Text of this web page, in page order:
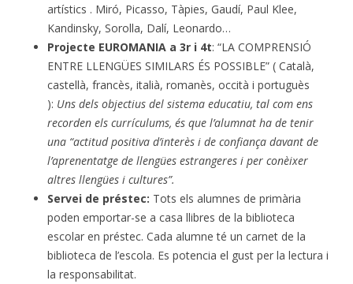
artístics . Miró, Picasso, Tàpies, Gaudí, Paul Klee,
Kandinsky, Sorolla, Dalí, Leonardo…
Projecte EUROMANIA a 3r i 4t: “LA COMPRENSIÓ
ENTRE LLENGÜES SIMILARS ÉS POSSIBLE” ( Català,
castellà, francès, italià, romanès, occità i portuguès
): Uns dels objectius del sistema educatiu, tal com ens
recorden els currículums, és que l’alumnat ha de tenir
una “actitud positiva d’interès i de confiança davant de
l’aprenentatge de llengües estrangeres i per conèixer
altres llengües i cultures”.
Servei de préstec: Tots els alumnes de primària
poden emportar-se a casa llibres de la biblioteca
escolar en préstec. Cada alumne té un carnet de la
biblioteca de l’escola. Es potencia el gust per la lectura i
la responsabilitat.